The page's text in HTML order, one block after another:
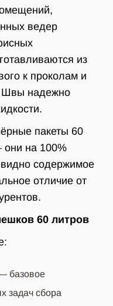
ведер
из
к проколам и
Швы надежно
пакеты 60
на 100%
содержимое
отличие от
60 литров
базовое
задач сбора